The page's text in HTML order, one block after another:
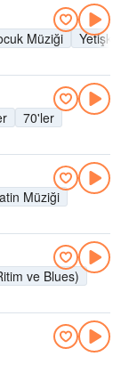
Müziği
70'ler
Müziği
ve Blues)